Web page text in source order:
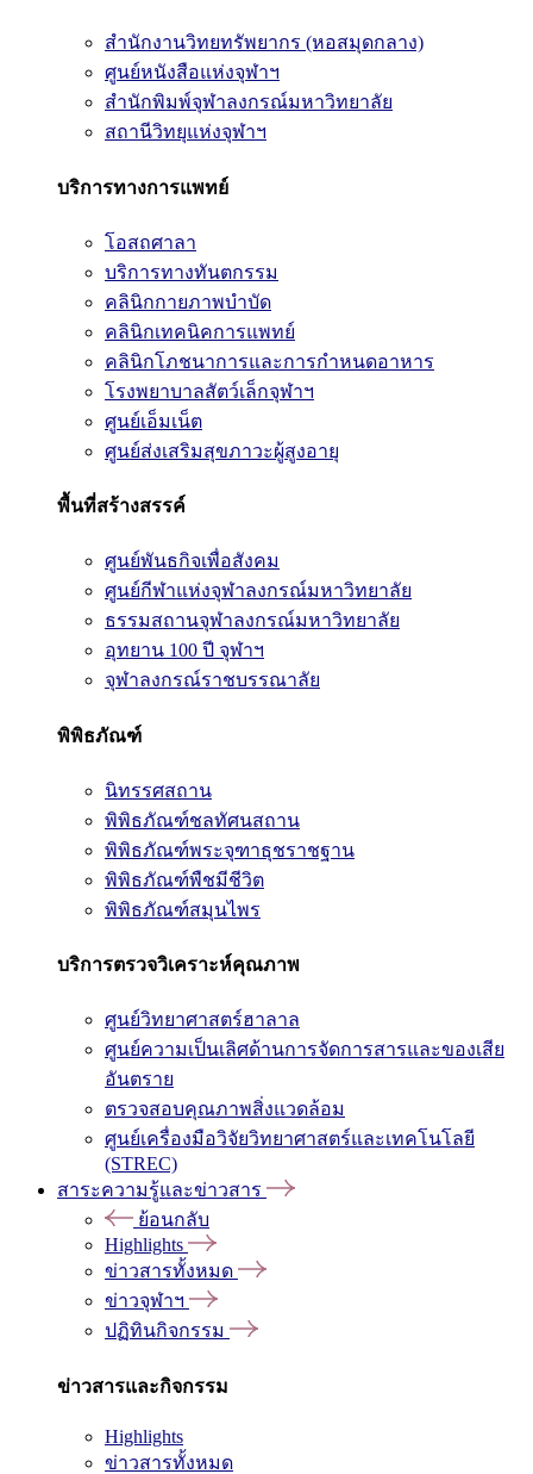
สำนักงานวิทยทรัพยากร (หอสมุดกลาง)
ศูนย์หนังสือแห่งจุฬาฯ
สำนักพิมพ์จุฬาลงกรณ์มหาวิทยาลัย
สถานีวิทยุแห่งจุฬาฯ
บริการทางการแพทย์
โอสถศาลา
บริการทางทันตกรรม
คลินิกกายภาพบำบัด
คลินิกเทคนิคการแพทย์
คลินิกโภชนาการและการกำหนดอาหาร
โรงพยาบาลสัตว์เล็กจุฬาฯ
ศูนย์เอ็มเน็ต
ศูนย์ส่งเสริมสุขภาวะผู้สูงอายุ
พื้นที่สร้างสรรค์
ศูนย์พันธกิจเพื่อสังคม
ศูนย์กีฬาแห่งจุฬาลงกรณ์มหาวิทยาลัย
ธรรมสถานจุฬาลงกรณ์มหาวิทยาลัย
อุทยาน 100 ปี จุฬาฯ
จุฬาลงกรณ์ราชบรรณาลัย
พิพิธภัณฑ์
นิทรรศสถาน
พิพิธภัณฑ์ชลทัศนสถาน
พิพิธภัณฑ์พระจุฑาธุชราชฐาน
พิพิธภัณฑ์พืชมีชีวิต
พิพิธภัณฑ์สมุนไพร
บริการตรวจวิเคราะห์คุณภาพ
ศูนย์วิทยาศาสตร์ฮาลาล
ศูนย์ความเป็นเลิศด้านการจัดการสารและของเสีย
อันตราย
ตรวจสอบคุณภาพสิ่งแวดล้อม
ศูนย์เครื่องมือวิจัยวิทยาศาสตร์และเทคโนโลยี
(STREC)
สาระความรู้และข่าวสาร
ย้อนกลับ
Highlights
ข่าวสารทั้งหมด
ข่าวจุฬาฯ
ปฏิทินกิจกรรม
ข่าวสารและกิจกรรม
Highlights
ข่าวสารทั้งหมด